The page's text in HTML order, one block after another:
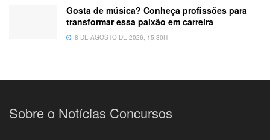
Gosta de música? Conheça profissões para
transformar essa paixão em carreira
8 DE AGOSTO DE 2026, 15:30H
Sobre o Notícias Concursos